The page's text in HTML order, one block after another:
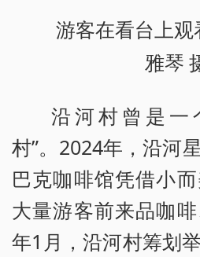
游客在看台上观
雅琴
沿河村曾是一
村”。2024年，沿河
巴克咖啡馆凭借小
大量游客前来品咖
年1月，沿河村筹划